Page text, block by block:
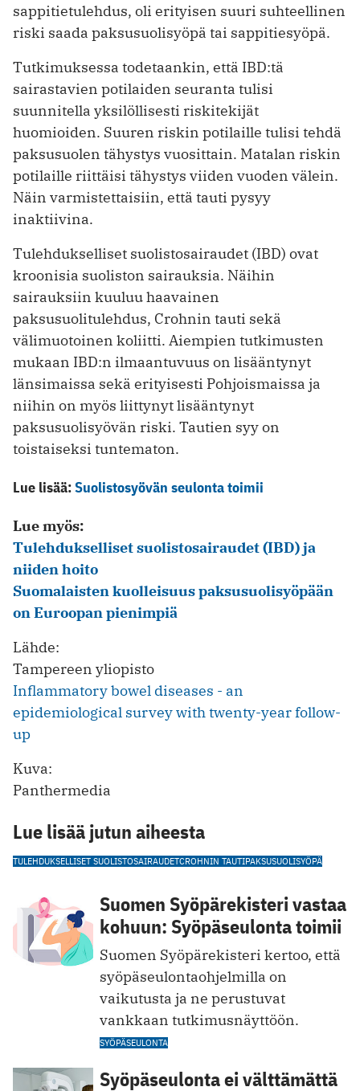
sappitietulehdus, oli erityisen suuri suhteellinen
riski saada paksusuolisyöpä tai sappitiesyöpä.
Tutkimuksessa todetaankin, että IBD:tä
sairastavien potilaiden seuranta tulisi
suunnitella yksilöllisesti riskitekijät
huomioiden. Suuren riskin potilaille tulisi tehdä
paksusuolen tähystys vuosittain. Matalan riskin
potilaille riittäisi tähystys viiden vuoden välein.
Näin varmistettaisiin, että tauti pysyy
inaktiivina.
Tulehdukselliset suolistosairaudet (IBD) ovat
kroonisia suoliston sairauksia. Näihin
sairauksiin kuuluu haavainen
paksusuolitulehdus, Crohnin tauti sekä
välimuotoinen koliitti. Aiempien tutkimusten
mukaan IBD:n ilmaantuvuus on lisääntynyt
länsimaissa sekä erityisesti Pohjoismaissa ja
niihin on myös liittynyt lisääntynyt
paksusuolisyövän riski. Tautien syy on
toistaiseksi tuntematon.
Lue lisää:Suolistosyövän seulonta toimii
Lue myös:
Tulehdukselliset suolistosairaudet (IBD) ja
niiden hoito
Suomalaisten kuolleisuus paksusuolisyöpään
on Euroopan pienimpiä
Lähde:
Tampereen yliopisto
Inflammatory bowel diseases - an
epidemiological survey with twenty-year follow-
up
Kuva:
Panthermedia
Lue lisää jutun aiheesta
TULEHDUKSELLISET SUOLISTOSAIRAUDETCROHNIN TAUTIPAKSUSUOLISYÖPÄ
Suomen Syöpärekisteri vastaa
kohuun: Syöpäseulonta toimii
Suomen Syöpärekisteri kertoo, että
syöpäseulontaohjelmilla on
vaikutusta ja ne perustuvat
vankkaan tutkimusnäyttöön.
SYÖPÄSEULONTA
Syöpäseulonta ei välttämättä